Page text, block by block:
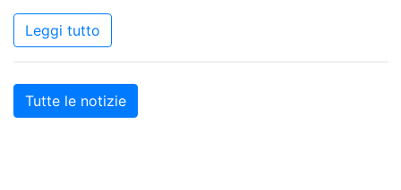
Leggi tutto
Tutte le notizie